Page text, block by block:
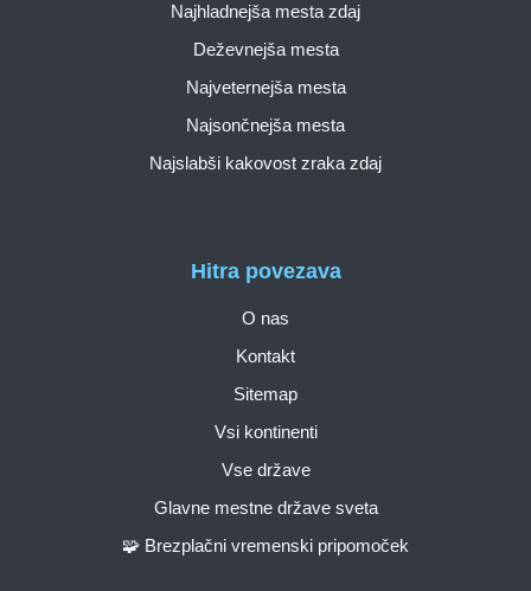
Hitra povezava
O nas
Kontakt
Sitemap
Vsi kontinenti
Vse države
Glavne mestne države sveta
🧩 Brezplačni vremenski pripomoček
Najhladnejša mesta zdaj
Deževnejša mesta
Najveternejša mesta
Najsončnejša mesta
Najslabši kakovost zraka zdaj